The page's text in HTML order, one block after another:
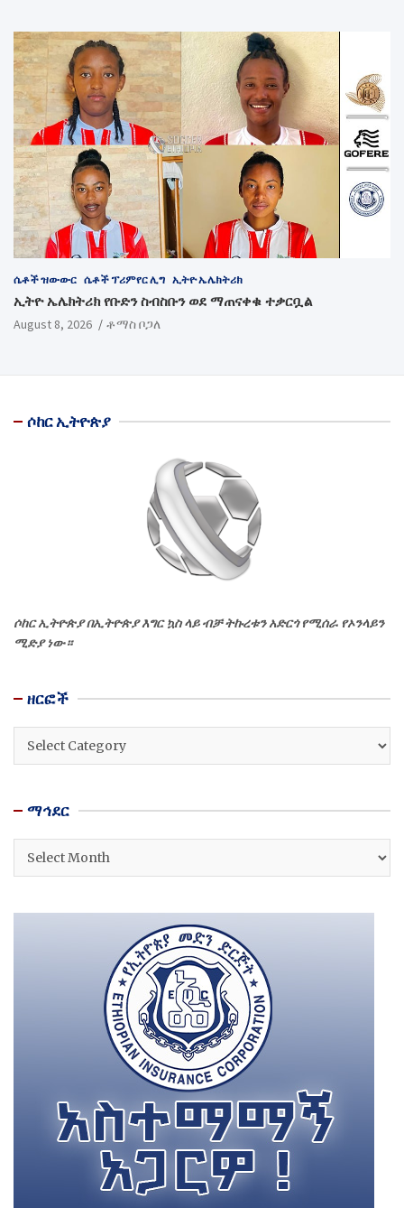
ሴቶች ዝውውር ሴቶች ፕሪምየር ሊግ ኢትዮ ኤሌክትሪክ
ኢትዮ ኤሌክትሪክ የቡድን ስብስቡን ወደ ማጠናቀቁ ተቃርቧል
August 8, 2026 ቶማስ ቦጋለ
ሶከር ኢትዮጵያ
ሶከር ኢትዮጵያ በኢትዮጵያ እግር ኳስ ላይ ብቻ ትኩረቱን አድርጎ የሚሰራ የኦንላይን
ሚድያ ነው።
ዘርፎች
ዘርፎች
ማኅደር
ማኅደር